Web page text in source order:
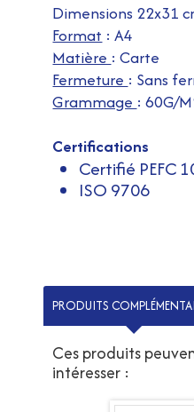
Dimensions 22x31
Format : A4
Matière : Carte
Fermeture : Sans
Grammage : 60G/
Certifications
Certifié PEFC
ISO 9706
PRODUITS
Ces produits
intéresser :